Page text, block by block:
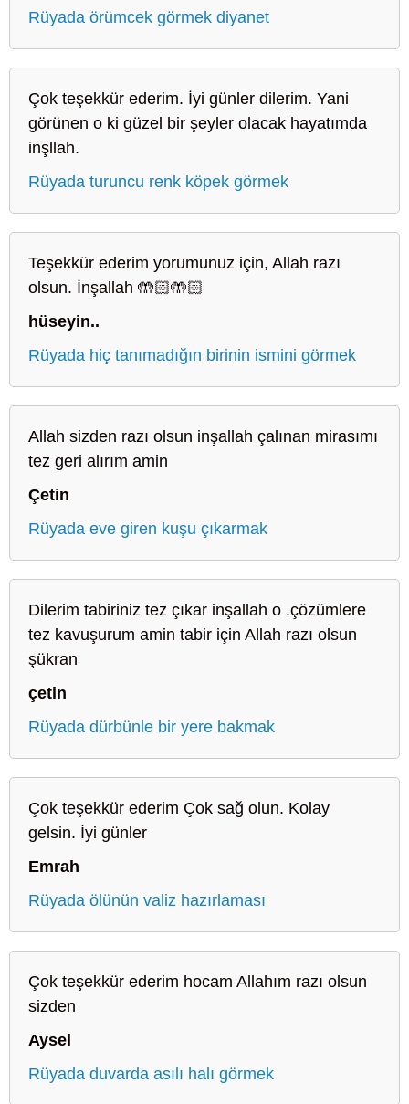
Rüyada örümcek görmek diyanet
Çok teşekkür ederim. İyi günler dilerim. Yani
görünen o ki güzel bir şeyler olacak hayatımda
inşllah.
Rüyada turuncu renk köpek görmek
Teşekkür ederim yorumunuz için, Allah razı
olsun. İnşallah 🤲🏻🤲🏻
hüseyin..
Rüyada hiç tanımadığın birinin ismini görmek
Allah sizden razı olsun inşallah çalınan mirasımı
tez geri alırım amin
Çetin
Rüyada eve giren kuşu çıkarmak
Dilerim tabiriniz tez çıkar inşallah o .çözümlere
tez kavuşurum amin tabir için Allah razı olsun
şükran
çetin
Rüyada dürbünle bir yere bakmak
Çok teşekkür ederim Çok sağ olun. Kolay
gelsin. İyi günler
Emrah
Rüyada ölünün valiz hazırlaması
Çok teşekkür ederim hocam Allahım razı olsun
sizden
Aysel
Rüyada duvarda asılı halı görmek